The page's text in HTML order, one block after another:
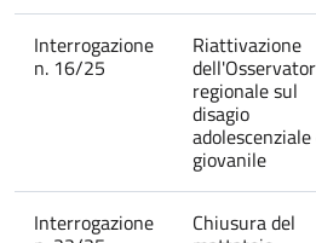
Interrogazione
n. 16/25
Riattivazione
regionale sul
disagio
adolescenziale
giovanile
Interrogazione Chiusura del